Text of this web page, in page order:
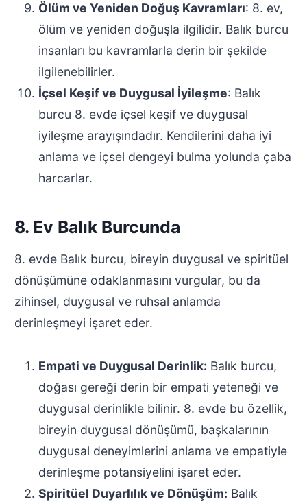
Ölüm ve Yeniden Doğuş Kavramları: 8. ev,
ölüm ve yeniden doğuşla ilgilidir. Balık burcu
insanları bu kavramlarla derin bir şekilde
ilgilenebilirler.
İçsel Keşif ve Duygusal İyileşme: Balık
burcu 8. evde içsel keşif ve duygusal
iyileşme arayışındadır. Kendilerini daha iyi
anlama ve içsel dengeyi bulma yolunda çaba
harcarlar.
8. Ev Balık Burcunda
8. evde Balık burcu, bireyin duygusal ve spiritüel
dönüşümüne odaklanmasını vurgular, bu da
zihinsel, duygusal ve ruhsal anlamda
derinleşmeyi işaret eder.
Empati ve Duygusal Derinlik: Balık burcu,
doğası gereği derin bir empati yeteneği ve
duygusal derinlikle bilinir. 8. evde bu özellik,
bireyin duygusal dönüşümü, başkalarının
duygusal deneyimlerini anlama ve empatiyle
derinleşme potansiyelini işaret eder.
Spiritüel Duyarlılık ve Dönüşüm: Balık